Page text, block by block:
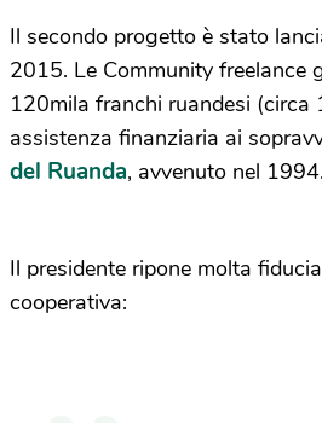
Il secondo progetto è stato
2015. Le Community freelance
120mila franchi ruandesi (circa
assistenza finanziaria ai
del Ruanda, avvenuto nel 1994.
Il presidente ripone molta
cooperativa: